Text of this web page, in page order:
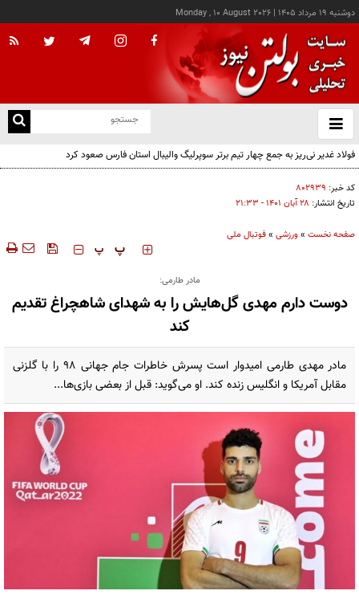
دوشنبه ۱۹ مرداد ۱۴۰۵ |
Monday , 10 August 2026
باز
و
فولاد غدیر نی‌ریز به جمع چهار تیم برتر سوپرلیگ والیبال استان فارس صعود کرد
کد خبر: ۸۰۲۹۳۹
تاریخ انتشار: ۲۸ آبان ۱۴۰۱ - ۲۱:۳۳
صفحه نخست »ورزشی »فوتبال ملی
‍‍‍ پ پ
مادر طارمی:
دوست دارم مهدی گل‌هایش را به شهدای شاهچراغ تقدیم
کند
مادر مهدی طارمی امیدوار است پسرش خاطرات جام جهانی 98 را با گلزنی
مقابل آمریکا و انگلیس زنده کند. او می‌گوید: قبل از بعضی بازی‌ها...